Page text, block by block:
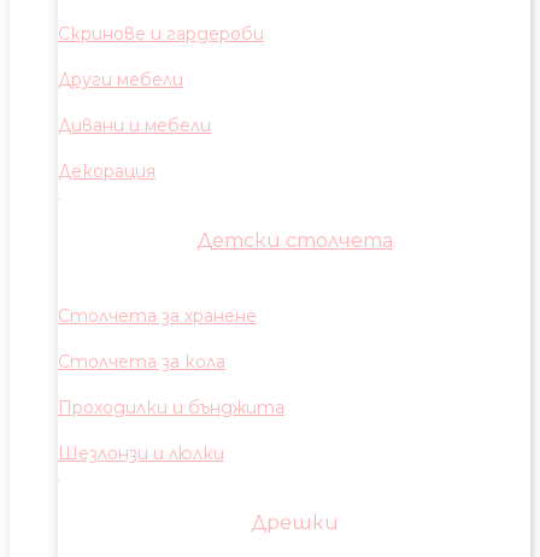
Скринове и гардероби
Други мебели
Дивани и мебели
Декорация
Детски столчета
Столчета за хранене
Столчета за кола
Проходилки и бънджита
Шезлонзи и люлки
Дрешки